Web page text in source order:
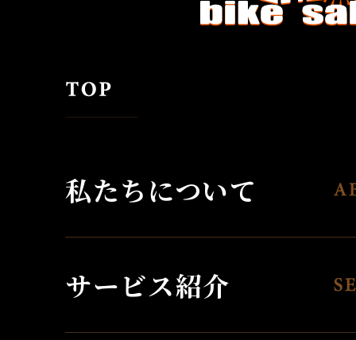
私たちについて
サービス紹介